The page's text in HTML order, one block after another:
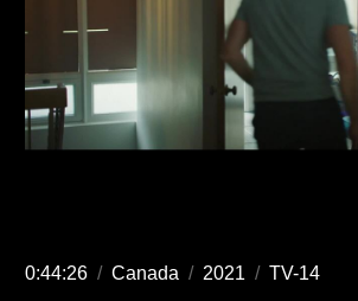
0:44:26 / Canada / 2021 / TV-14